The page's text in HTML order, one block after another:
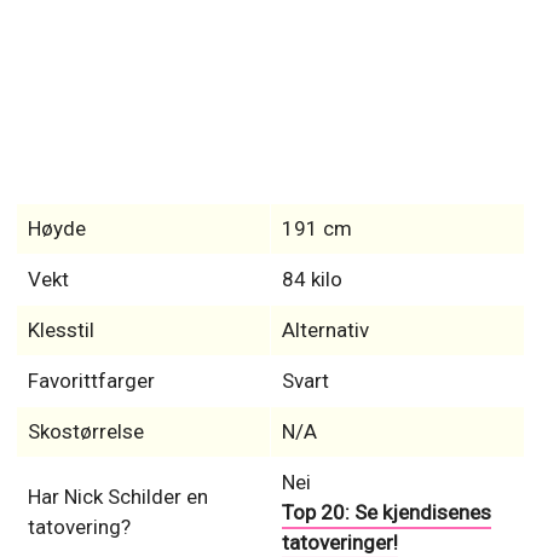
Høyde 191 cm
Vekt 84 kilo
Klesstil Alternativ
Favorittfarger Svart
Skostørrelse N/A
Har Nick Schilder en
tatovering?
Nei
Top 20: Se kjendisenes
tatoveringer!